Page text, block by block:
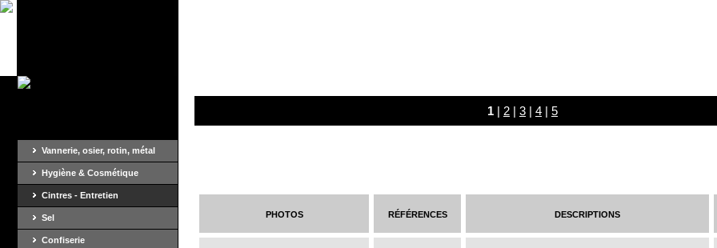
Vannerie, osier, rotin, métal
Hygiène & Cosmétique
Cintres - Entretien
Sel
Confiserie
1 | 2 | 3 | 4 | 5
photos références descriptions